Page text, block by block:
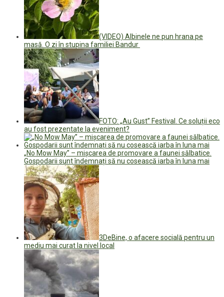
(VIDEO) Albinele ne pun hrana pe
masă. O zi în stupina familiei Bandur
FOTO: „Au Gust” Festival. Ce soluții eco
au fost prezentate la eveniment?
„No Mow May” – mișcarea de promovare a faunei sălbatice.
Gospodarii sunt îndemnați să nu cosească iarba în luna mai
3DeBine, o afacere socială pentru un
mediu mai curat la nivel local